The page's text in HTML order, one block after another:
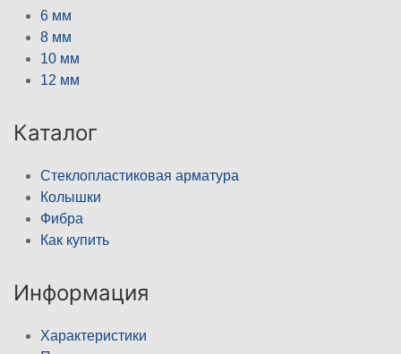
6 мм
8 мм
10 мм
12 мм
Каталог
Стеклопластиковая арматура
Колышки
Фибра
Как купить
Информация
Характеристики